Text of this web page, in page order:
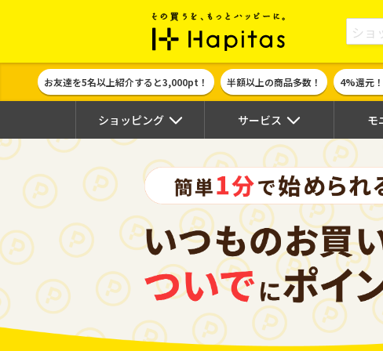
ポイント貯めて現金
お友達を5名以上紹介すると3,000pt！ 半額以上の商品多数！ 4%還元
ショッピング サービス モ